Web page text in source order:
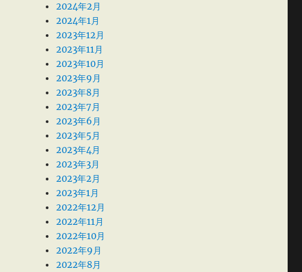
2024年2月
2024年1月
2023年12月
2023年11月
2023年10月
2023年9月
2023年8月
2023年7月
2023年6月
2023年5月
2023年4月
2023年3月
2023年2月
2023年1月
2022年12月
2022年11月
2022年10月
2022年9月
2022年8月